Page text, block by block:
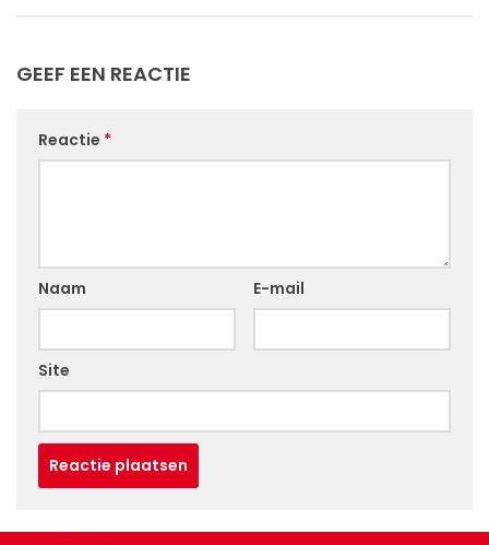
GEEF EEN REACTIE
Reactie *
Naam E-mail
Site